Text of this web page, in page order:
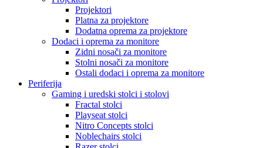
Projektori
Platna za projektore
Dodatna oprema za projektore
Dodaci i oprema za monitore
Zidni nosači za monitore
Stolni nosači za monitore
Ostali dodaci i oprema za monitore
Periferija
Gaming i uredski stolci i stolovi
Fractal stolci
Playseat stolci
Nitro Concepts stolci
Noblechairs stolci